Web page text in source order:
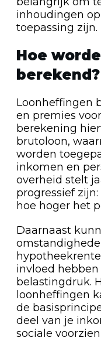
inhoudingen
toepassing zijn.
Hoe
berekend?
Loonheffingen
en premies
berekening
brutoloon,
worden
inkomen en
overheid stelt
progressief
hoe hoger het
Daarnaast
invloed
belastingdruk.
loonheffingen
de
deel van je
sociale